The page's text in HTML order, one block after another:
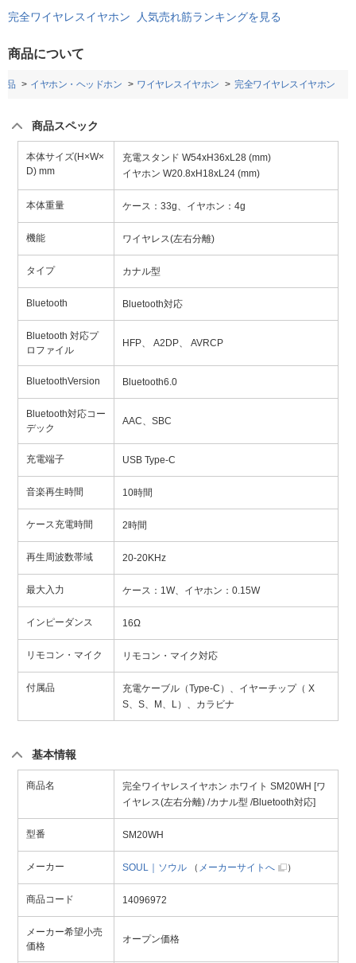
完全ワイヤレスイヤホン 人気売れ筋ランキングを見る
商品について
品 イヤホン・ヘッドホン ワイヤレスイヤホン 完全ワイヤレスイヤホン
商品スペック
本体サイズ(H×W×
D) mm
充電スタンド W54xH36xL28 (mm)
イヤホン W20.8xH18xL24 (mm)
本体重量 ケース：33g、イヤホン：4g
機能 ワイヤレス(左右分離)
タイプ カナル型
Bluetooth Bluetooth対応
Bluetooth 対応プ
ロファイル
HFP、 A2DP、 AVRCP
BluetoothVersion Bluetooth6.0
Bluetooth対応コー
デック
AAC、SBC
充電端子 USB Type-C
音楽再生時間 10時間
ケース充電時間 2時間
再生周波数帯域 20-20KHz
最大入力 ケース：1W、イヤホン：0.15W
インピーダンス 16Ω
リモコン・マイク リモコン・マイク対応
付属品
充電ケーブル（Type‐C）、イヤーチップ（ X
S、S、M、L）、カラビナ
基本情報
商品名
完全ワイヤレスイヤホン ホワイト SM20WH [ワ
イヤレス(左右分離) /カナル型 /Bluetooth対応]
型番 SM20WH
メーカー SOUL｜ソウル （ メーカーサイトへ ）
商品コード 14096972
メーカー希望小売
価格
オープン価格